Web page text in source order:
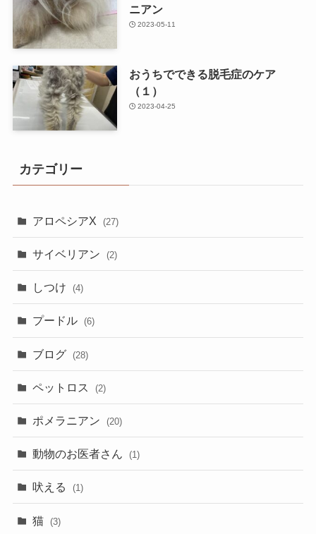
ニアン
2023-05-11
おうちでできる脱毛症のケア
（１）
2023-04-25
カテゴリー
アロペシアX (27)
サイベリアン (2)
しつけ (4)
プードル (6)
ブログ (28)
ペットロス (2)
ポメラニアン (20)
動物のお医者さん (1)
吠える (1)
猫 (3)